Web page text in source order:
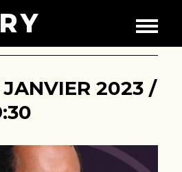
2023 /